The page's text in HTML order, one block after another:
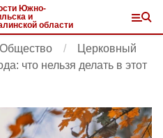
Южно-
и
области
Общество
Церковный
что нельзя делать в этот